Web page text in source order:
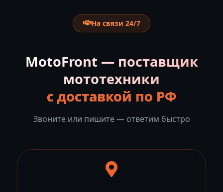
На связи 24/7
MotoFront — поставщик
мототехники
с доставкой по РФ
Звоните или пишите — ответим быстро